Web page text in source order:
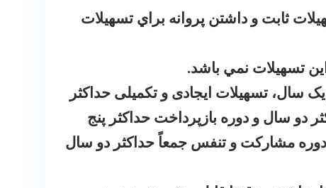
ﺛﺎﺑﺖ ﻭ ﺩﺍﺷﺘﻦ ﭘﺮﻭﺍﻧﻪ ﺑﺮﺍﻱ ﺗﺴﻬﻴﻼﺕ
ﺍﻳﻦ ﺗﺴﻬﻴﻼﺕ ﻧﻤﻲ ﺑﺎﺷﺪ.
سال، تسهیلات ایجادی و تکمیلی حداکثر
سال و دوره بازپرداخت حداکثر پنج
مشارکت و تنفس جمعاً حداکثر دو سال